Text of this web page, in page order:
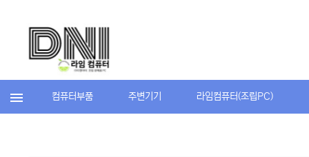
컴퓨터부품 주변기기 라임컴퓨터(조립PC)